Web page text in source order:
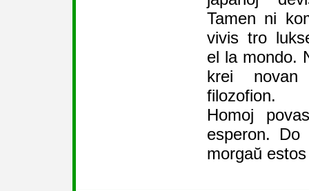
Tamen ni
vivis tro
el la mondo.
krei novan
filozofion.
Homoj
esperon.
morgaŭ